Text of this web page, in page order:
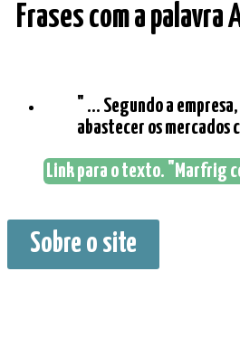
Frases com a palavra
" ... Segundo a
abastecer os mercados
Link para o texto. "Marfrig
Sobre o site